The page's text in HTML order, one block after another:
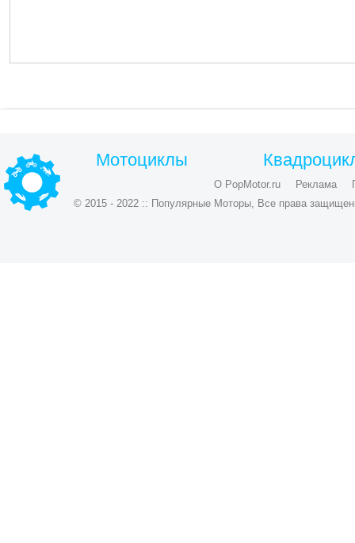
Мотоциклы
О PopMotor.ru Реклама
© 2015 - 2022 :: Популярные Моторы, Все права